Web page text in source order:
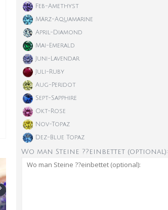
Feb-Amethyst
März-Aquamarine
April-Diamond
Mai-Emerald
Juni-Lavendar
Juli-Ruby
Aug-Peridot
Sept-Sapphire
Okt-Rose
Nov-Topaz
Dez-Blue Topaz
Wo man Steine ??einbettet (optional):